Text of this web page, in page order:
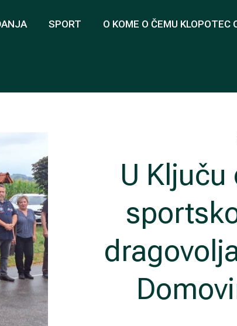
SPORT O KOME O ČEMU KLOPOTEC
U Ključu